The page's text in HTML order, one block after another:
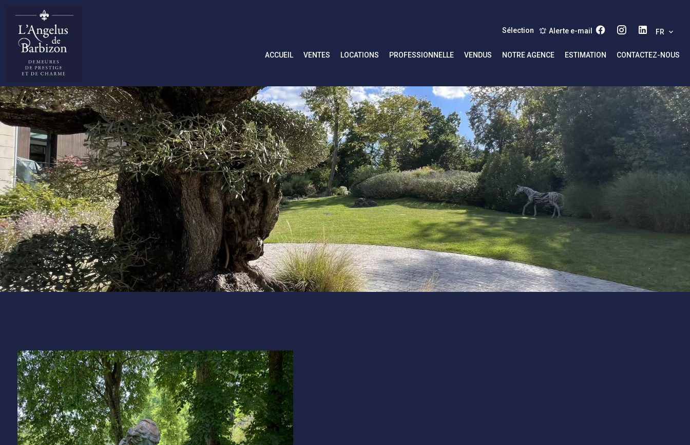
Sélection Alerte e-mail FR
ACCUEIL VENTES LOCATIONS PROFESSIONNELLE VENDUS NOTRE AGENCE ESTIMATION CONTACTEZ-NOUS